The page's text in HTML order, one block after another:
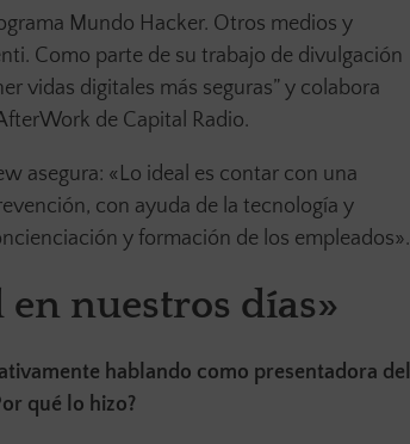
Mundo Hacker. Otros medios y
Como parte de su trabajo de divulgación
vidas digitales más seguras” y colabora
de Capital Radio.
asegura: «Lo ideal es contar con una
con ayuda de la tecnología y
y formación de los empleados».
nuestros días»
hablando como presentadora del
qué lo hizo?